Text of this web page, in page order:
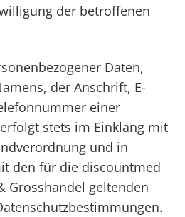
der betroffenen
Daten,
der Anschrift, E-
einer
stets im Einklang mit
und in
den für die discountmed
Grosshandel geltenden